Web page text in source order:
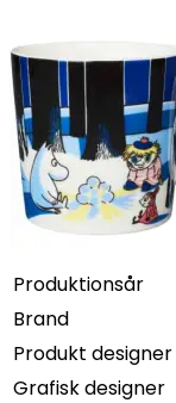
Produktionsår
Brand
Produkt designer
Grafisk designer